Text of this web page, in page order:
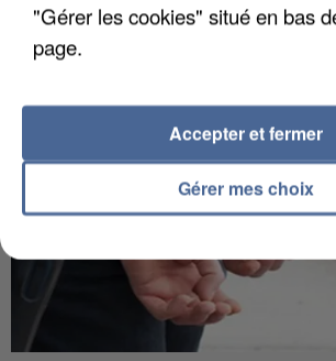
"Gérer les cookies" situé en bas
page.
Gérer mes choix
Accepter et fermer